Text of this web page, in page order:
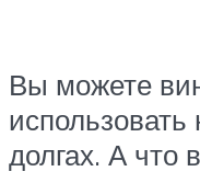
Вы можете
долгах. А что